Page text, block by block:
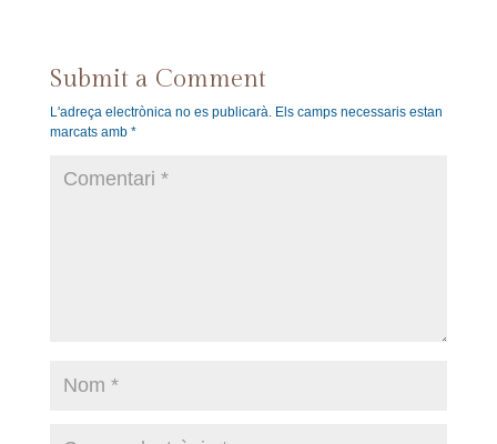
Submit a Comment
L'adreça electrònica no es publicarà. Els camps necessaris estan
marcats amb *